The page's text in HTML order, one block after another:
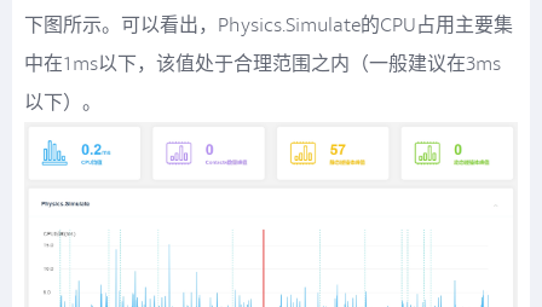
下图所示。可以看出，Physics.Simulate的CPU占用主要集
中在1ms以下，该值处于合理范围之内（一般建议在3ms
以下）。